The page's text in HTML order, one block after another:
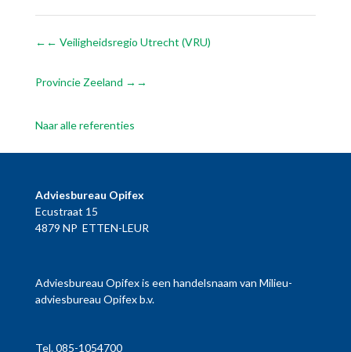
← Veiligheidsregio Utrecht (VRU)
Naar alle referenties
Provincie Zeeland →
Adviesbureau Opifex
Ecustraat 15
4879 NP ETTEN-LEUR
Adviesbureau Opifex is een handelsnaam van Milieu-
adviesbureau Opifex b.v.
Tel.085-1054700